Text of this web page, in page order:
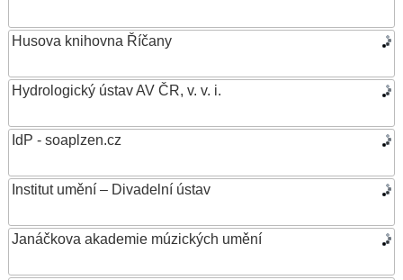
Husova knihovna Říčany
Hydrologický ústav AV ČR, v. v. i.
IdP - soaplzen.cz
Institut umění – Divadelní ústav
Janáčkova akademie múzických umění